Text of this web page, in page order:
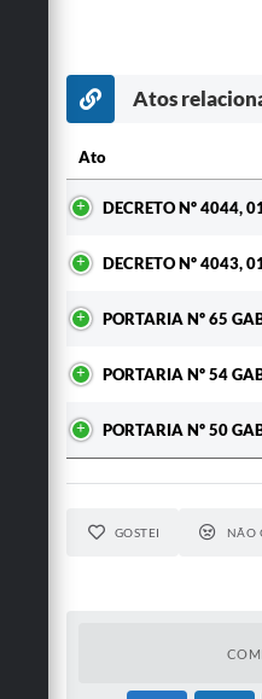
SecretariasAtos
Ato
DECRETO Nº 4044,
DECRETO Nº 4043,
PORTARIA Nº 65
PORTARIA Nº 54
PORTARIA Nº 50
GOSTEI NÃO